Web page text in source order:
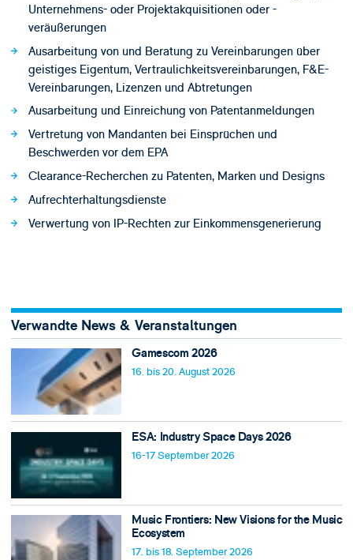
Unternehmens- oder Projektakquisitionen oder -
veräußerungen
Ausarbeitung von und Beratung zu Vereinbarungen über
geistiges Eigentum, Vertraulichkeitsvereinbarungen, F&E-
Vereinbarungen, Lizenzen und Abtretungen
Ausarbeitung und Einreichung von Patentanmeldungen
Vertretung von Mandanten bei Einsprüchen und
Beschwerden vor dem EPA
Clearance-Recherchen zu Patenten, Marken und Designs
Aufrechterhaltungsdienste
Verwertung von IP-Rechten zur Einkommensgenerierung
Verwandte News & Veranstaltungen
Gamescom 2026
16. bis 20. August 2026
ESA: Industry Space Days 2026
16-17 September 2026
Music Frontiers: New Visions for the Music
Ecosystem
17. bis 18. September 2026